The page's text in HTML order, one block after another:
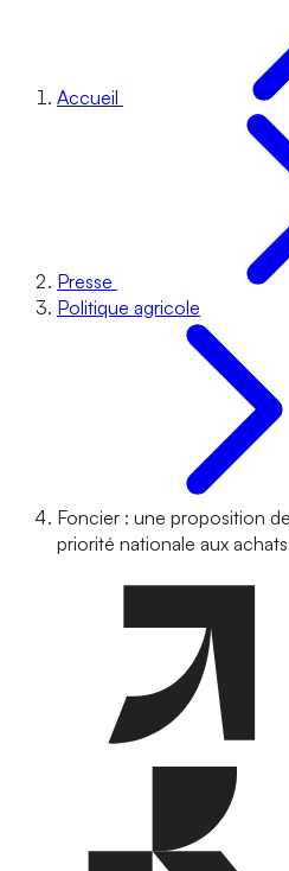
Accueil
Presse
Politique agricole
Foncier : une proposition
priorité nationale aux